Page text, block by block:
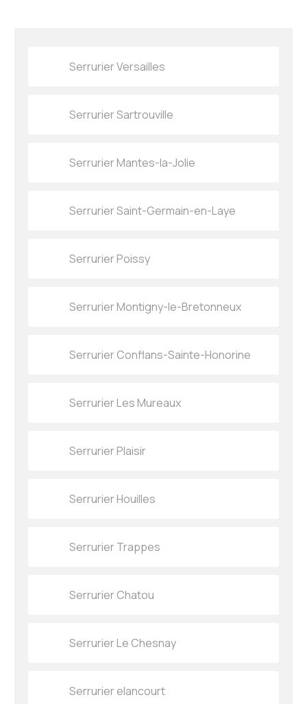
Serrurier Versailles
Serrurier Sartrouville
Serrurier Mantes-la-Jolie
Serrurier Saint-Germain-en-Laye
Serrurier Poissy
Serrurier Montigny-le-Bretonneux
Serrurier Conflans-Sainte-Honorine
Serrurier Les Mureaux
Serrurier Plaisir
Serrurier Houilles
Serrurier Trappes
Serrurier Chatou
Serrurier Le Chesnay
Serrurier elancourt